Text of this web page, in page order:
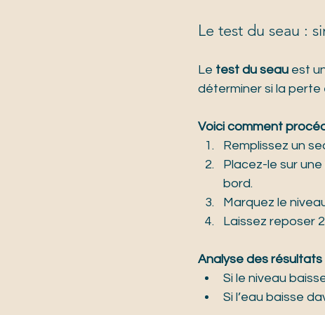
Le test du seau :
Le test du seau est
déterminer si la perte
Voici comment
Remplissez un
Placez-le sur
bord.
Marquez le
Laissez reposer
Analyse des résultats
Si le niveau
Si l’eau baisse